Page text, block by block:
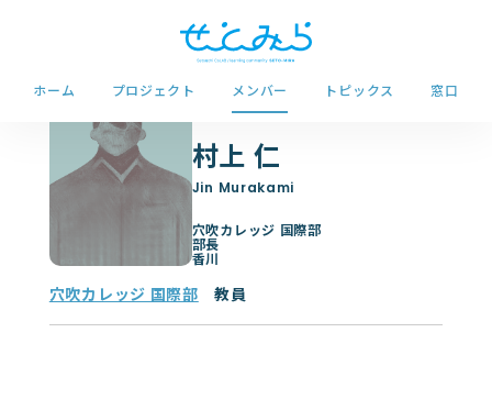
ホーム プロジェクト メンバー トピックス 窓口
村上 仁
穴吹カレッジ 国際部
部長
香川
穴吹カレッジ 国際部 教員